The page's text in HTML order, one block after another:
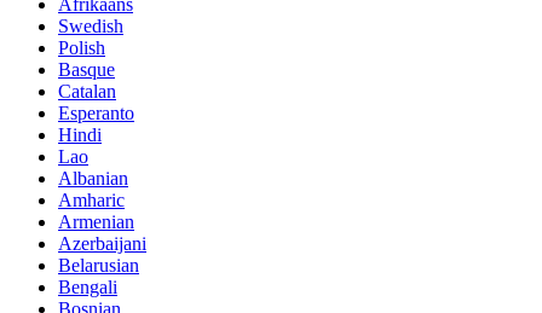
Afrikaans
Swedish
Polish
Basque
Catalan
Esperanto
Hindi
Lao
Albanian
Amharic
Armenian
Azerbaijani
Belarusian
Bengali
Bosnian